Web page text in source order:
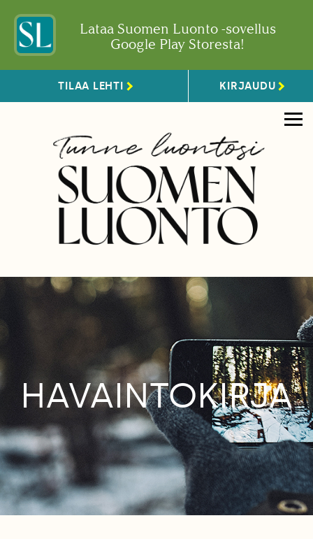
Lataa Suomen Luonto -sovellus
Google Play Storesta!
TILAA LEHTI KIRJAUDU
HAVAINTOKIRJA